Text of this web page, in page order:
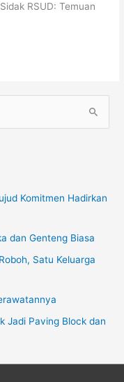
RSUD: Temuan
Komitmen Hadirkan
dan Genteng Biasa
Satu Keluarga
Jadi Paving Block dan